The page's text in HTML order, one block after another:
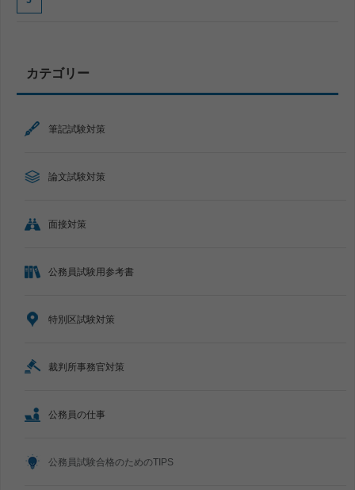
カテゴリー
筆記試験対策
論文試験対策
面接対策
公務員試験用参考書
特別区試験対策
裁判所事務官対策
公務員の仕事
公務員試験合格のためのTIPS